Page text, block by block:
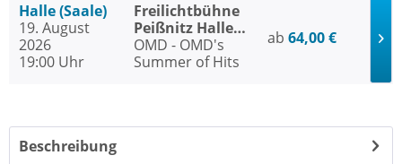
Halle (Saale)
19. August
2026
19:00 Uhr
Freilichtbühne
Peißnitz Halle
(Saale)
OMD - OMD's
Summer of Hits
ab 64,00 €
Beschreibung